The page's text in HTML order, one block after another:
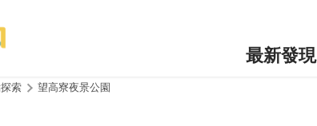
最新發現
索 望高寮夜景公園